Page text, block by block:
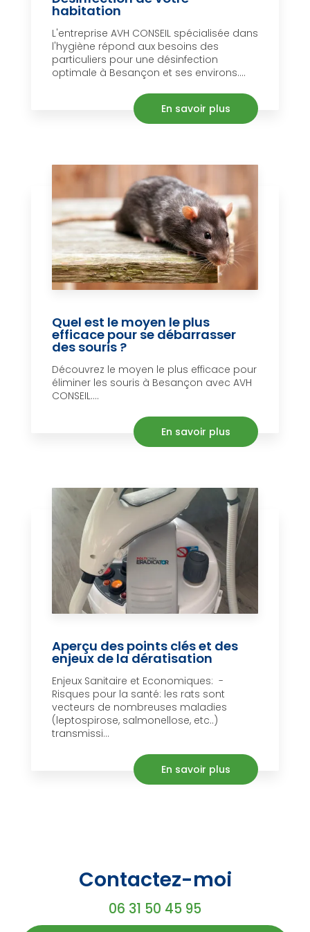
habitation
L'entreprise AVH CONSEIL spécialisée dans
l'hygiène répond aux besoins des
particuliers pour une désinfection
optimale à Besançon et ses environs....
En savoir plus
Quel est le moyen le plus
efficace pour se débarrasser
des souris ?
Découvrez le moyen le plus efficace pour
éliminer les souris à Besançon avec AVH
CONSEIL....
En savoir plus
Aperçu des points clés et des
enjeux de la dératisation
Enjeux Sanitaire et Economiques: -
Risques pour la santé: les rats sont
vecteurs de nombreuses maladies
(leptospirose, salmonellose, etc..)
transmissi...
En savoir plus
Contactez-moi
06 31 50 45 95